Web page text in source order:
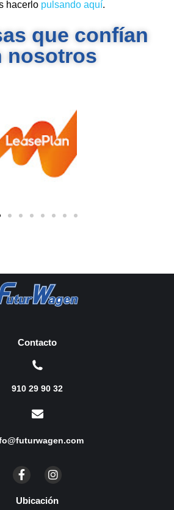
hacerlo pulsando aquí.
que confían
nosotros
Contacto
910 29 90 32
Ubicación